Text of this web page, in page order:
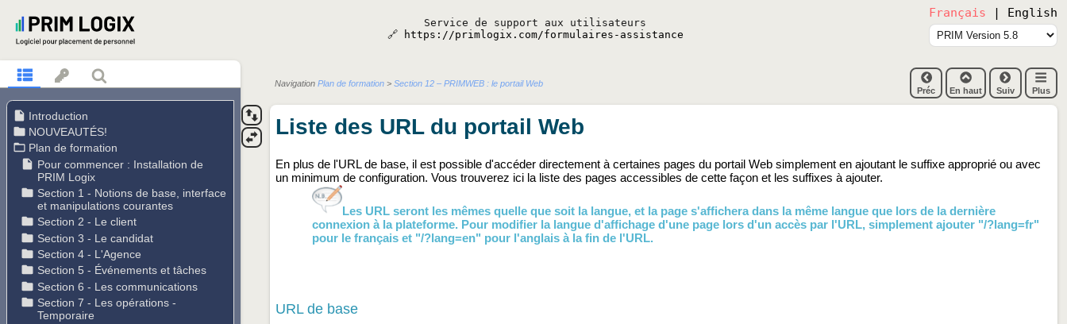
Service de support aux utilisateurs
🔗
https://primlogix.com/formulaires-assistance
Français | English
NavigationPlan de formation >Section 12 – PRIMWEB : le portail Web
Préc En haut Suiv Plus
Liste des URL du portail Web
En plus de l'URL de base, il est possible d'accéder directement à certaines pages du portail Web simplement en ajoutant le suffixe approprié ou avec
un minimum de configuration. Vous trouverez ici la liste des pages accessibles de cette façon et les suffixes à ajouter.
Les URL seront les mêmes quelle que soit la langue, et la page s'affichera dans la même langue que lors de la dernière
connexion à la plateforme. Pour modifier la langue d'affichage d'une page lors d'un accès par l'URL, simplement ajouter "/?lang=fr"
pour le français et "/?lang=en" pour l'anglais à la fin de l'URL.
URL de base